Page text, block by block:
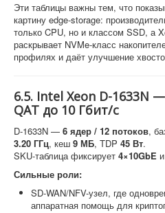
Эти таблицы важны тем, что
картину edge-storage:
только CPU, но и классом SSD, а
раскрывает NVMe-класс
профилях и даёт улучшение
6.5. Intel Xeon D-1633N
QAT до 10 Гбит/с
D-1633N — 6 ядер / 12 потоков,
3.20 ГГц, кеш 9 МБ, TDP 45 Вт.
SKU-таблица фиксирует 4×10GbE
Сильные роли:
SD-WAN/NFV-узел, где
аппаратная помощь для